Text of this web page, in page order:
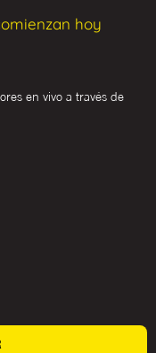
hoy
en vivo a través de